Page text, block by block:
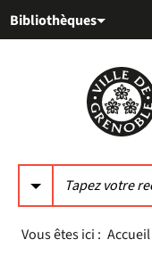
au
auBibliothèques
Vous êtes ici : Accueil